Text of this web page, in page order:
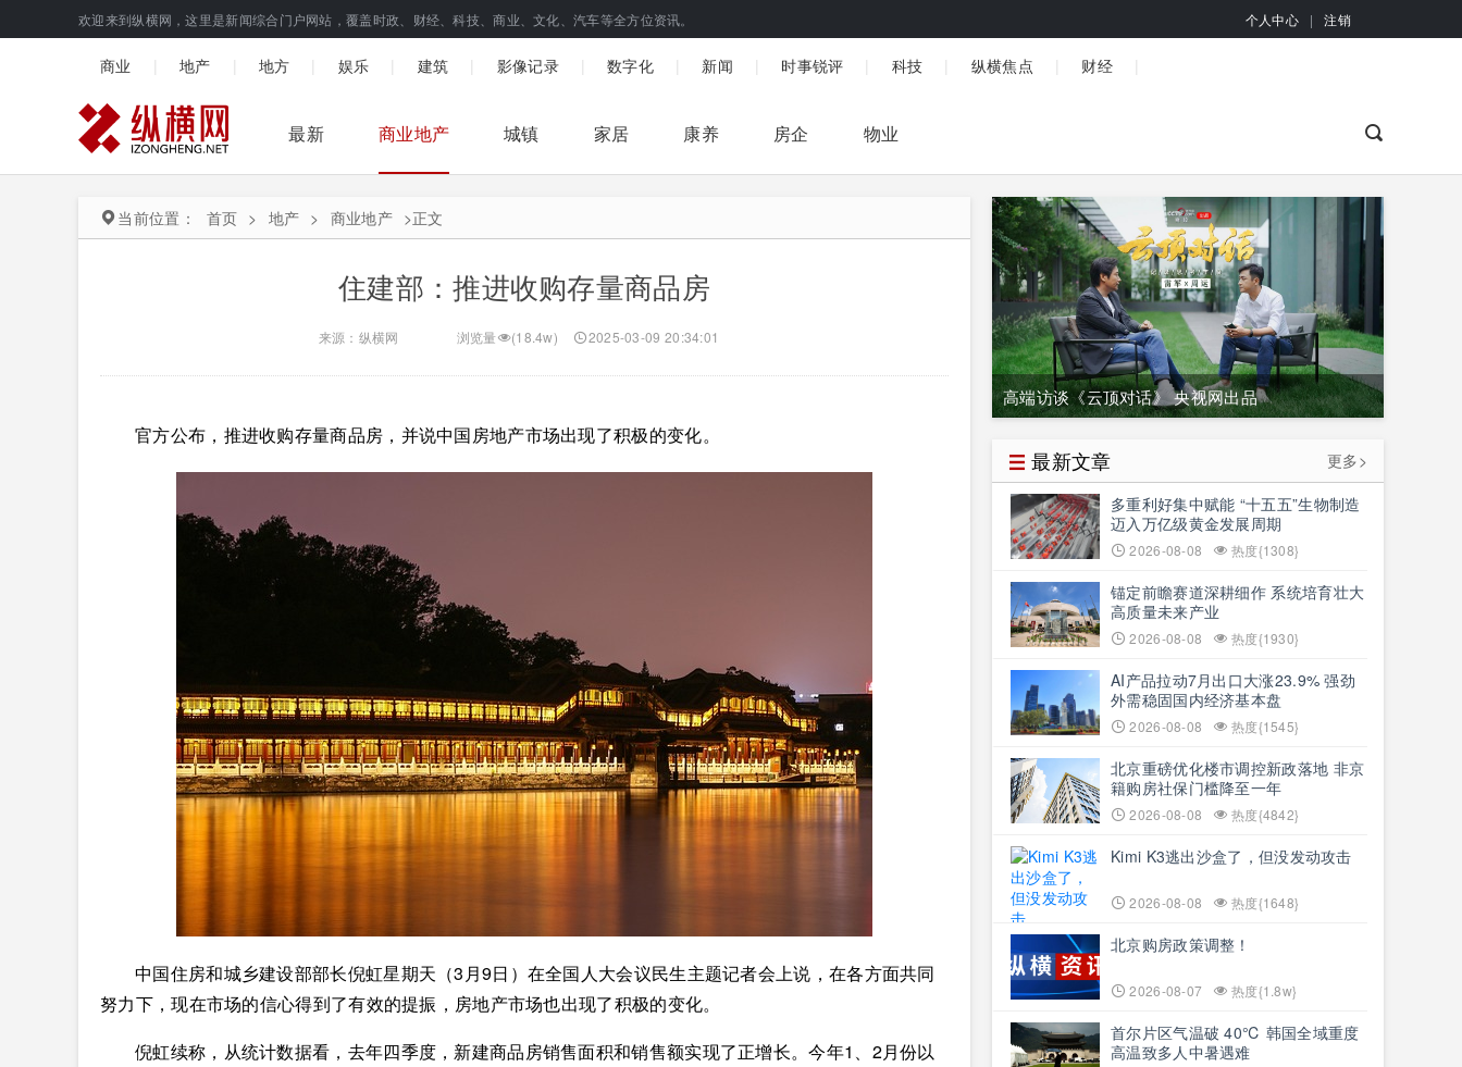
欢迎来到纵横网，这里是新闻综合门户网站，覆盖时政、财经、科技、商业、文化、汽车等全方位资讯。 个人中心 | 注销
商业 地产 地方 娱乐 建筑 影像记录 数字化 新闻 时事锐评 科技 纵横焦点 财经
最新 商业地产 城镇 家居 康养 房企 物业
当前位置： 首页 > 地产 > 商业地产 >正文
住建部：推进收购存量商品房
来源：纵横网 浏览量 (18.4w) 2025-03-09 20:34:01
官方公布，推进收购存量商品房，并说中国房地产市场出现了积极的变化。
中国住房和城乡建设部部长倪虹星期天（3月9日）在全国人大会议民生主题记者会上说，在各方面共同
努力下，现在市场的信心得到了有效的提振，房地产市场也出现了积极的变化。
倪虹续称，从统计数据看，去年四季度，新建商品房销售面积和销售额实现了正增长。今年1、2月份以
高端访谈《云顶对话》 央视网出品
最新文章
更多>
多重利好集中赋能 “十五五”生物制造
迈入万亿级黄金发展周期
2026-08-08 热度{1308}
锚定前瞻赛道深耕细作 系统培育壮大
高质量未来产业
2026-08-08 热度{1930}
AI产品拉动7月出口大涨23.9% 强劲
外需稳固国内经济基本盘
2026-08-08 热度{1545}
北京重磅优化楼市调控新政落地 非京
籍购房社保门槛降至一年
2026-08-08 热度{4842}
Kimi K3逃出沙盒了，但没发动攻击
2026-08-08 热度{1648}
北京购房政策调整！
2026-08-07 热度{1.8w}
首尔片区气温破 40℃ 韩国全域重度
高温致多人中暑遇难